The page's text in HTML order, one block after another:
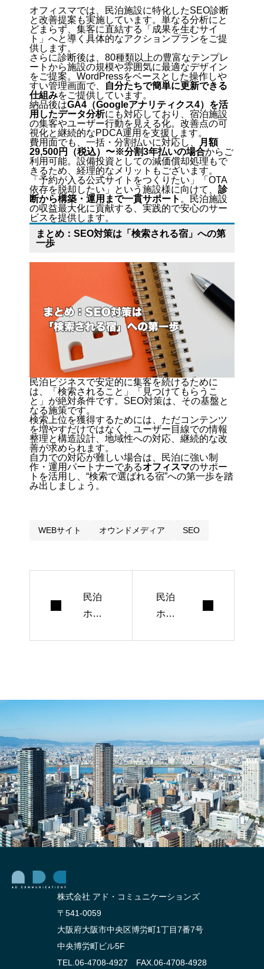
オフィスマでは、民泊施設に特化したSEO診断
と改善提案も実施しています。単なる分析にと
どまらず、集客に直結する「成果を生むサイ
ト」へと導く具体的なアクションプランをご提
供します。
さらに診断後は、80種類以上の豊富なテンプレ
ートから施設の規模や雰囲気に最適なデザイン
をご提案。WordPressをベースとした操作しや
すい管理画面で、
自分たちで簡単に更新できる
仕組みをご提供しています。
納品後はGA4（Googleアナリティクス4）を活
用したデータ分析にも対応しており、宿泊施設
の集客やユーザー行動を見える化。改善点の可
視化と継続的なPDCA運用を支援します。
費用面でも、一括・分割払いに対応し、
月額
29,500円（税込）〜※分割3年払いの場合からご
利用可能。設備投資としての減価償却処理もで
きるため、経理的なメリットもございます。
「予約が入る公式サイトをつくりたい」「OTA
依存を脱却したい」という施設様に向けて、 診
断から構築・運用まで一貫サポート 。民泊施設
の収益最大化に貢献する、実践的で安心のサー
ビスを提供します。
まとめ：SEO対策は「検索される宿」への第
一歩
民泊ビジネスで安定的に集客を続けるために
は、「検索されること」「見つけてもらうこ
と」が絶対条件です。SEO対策は、その基盤と
なる施策です。
検索上位を獲得するためには、ただコンテンツ
を増やすだけではなく、ユーザー目線での情報
整理と構造設計、地域性への対応、継続的な改
善が求められます。
自力での対応が難しい場合は、民泊に強い制
作・運用パートナーであるオフィスマのサポー
トを活用し、“検索で選ばれる宿”への第一歩を踏
み出しましょう。
WEBサイト オウンドメディア SEO
民泊
ホー
内訳
と後
悔し
ない
外注
の選
び方
民泊
ホー
｜集
客・
予約
につ
なが
る構
成と
ント
株式会社 アド・コミュニケーションズ
〒541-0059
大阪府大阪市中央区博労町1丁目7番7号
中央博労町ビル5F
TEL.06-4708-4927 FAX.06-4708-4928